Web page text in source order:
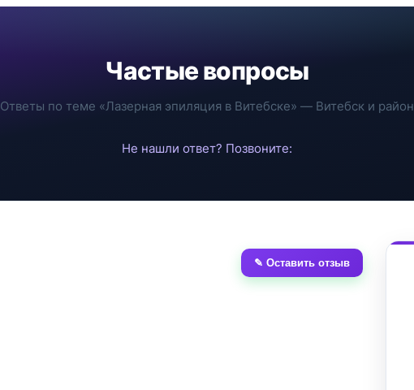
Частые вопросы
Ответы по теме «Лазерная эпиляция в Витебске» — Витебск и район
Не нашли ответ? Позвоните:
✎ Оставить отзыв